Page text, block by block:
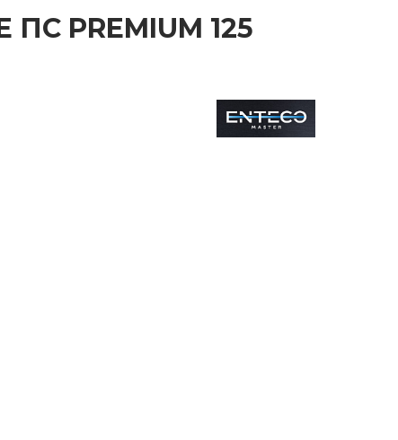
PREMIUM 125